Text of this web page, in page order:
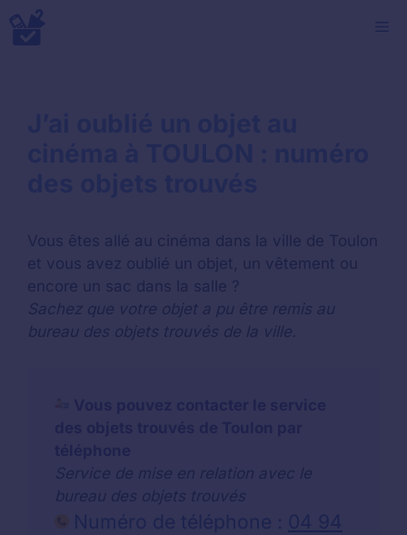
Aller
au
Vous êtes allé au cinéma dans la ville de Toulon
et vous avez oublié un objet, un vêtement ou
encore un sac dans la salle ?
Sachez que votre objet a pu être remis au
bureau des objets trouvés de la ville.